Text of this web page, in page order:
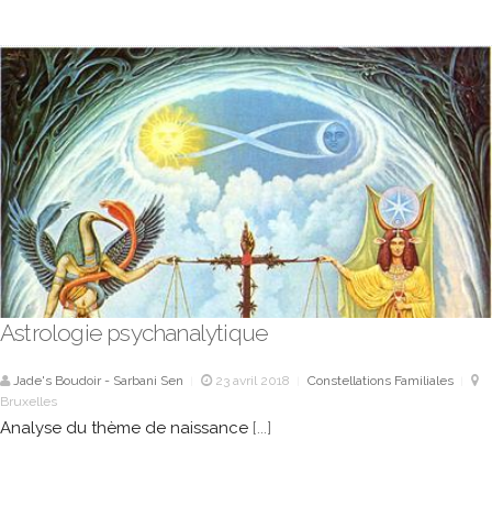
Astrologie psychanalytique
Jade's Boudoir - Sarbani Sen 23 avril 2018 Constellations Familiales
Bruxelles
Analyse du thème de naissance [...]